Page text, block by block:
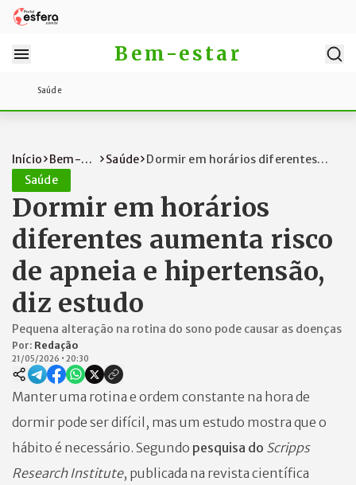
Bem-estar
Saúde
Início
Bem-
estar
Saúde Dormir em horários diferentes
Saúde
Dormir em horários
diferentes aumenta risco
de apneia e hipertensão,
diz estudo
Pequena alteração na rotina do sono pode causar as doenças
Por: Redação
21/05/2026 • 20:30
Manter uma rotina e ordem constante na hora de
dormir pode ser difícil, mas um estudo mostra que o
hábito é necessário. Segundo pesquisa do Scripps
Research Institute, publicada na revista científica